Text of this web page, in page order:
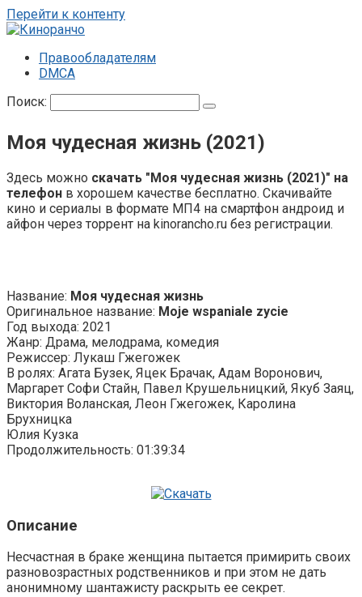
Перейти к контенту
Правообладателям
DMCA
Поиск:
Моя чудесная жизнь (2021)
Здесь можно скачать "Моя чудесная жизнь (2021)" на
телефон в хорошем качестве бесплатно. Скачивайте
кино и сериалы в формате МП4 на смартфон андроид и
айфон через торрент на kinorancho.ru без регистрации.
Название: Моя чудесная жизнь
Оригинальное название: Moje wspaniale zycie
Год выхода: 2021
Жанр: Драма, мелодрама, комедия
Режиссер: Лукаш Гжегожек
В ролях: Агата Бузек, Яцек Брачак, Адам Воронович,
Маргарет Софи Стайн, Павел Крушельницкий, Якуб Заяц,
Виктория Воланская, Леон Гжегожек, Каролина
Брухницка
Юлия Кузка
Продолжительность: 01:39:34
Описание
Несчастная в браке женщина пытается примирить своих
разновозрастных родственников и при этом не дать
анонимному шантажисту раскрыть ее секрет.